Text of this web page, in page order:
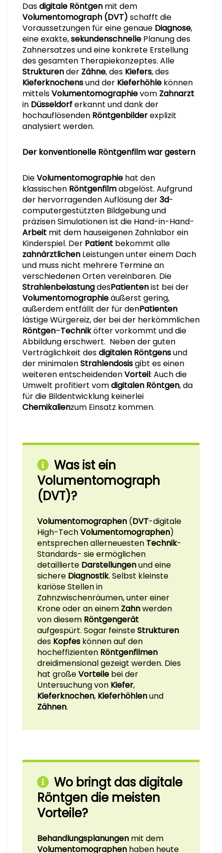
Dasdigitale Röntgen mit dem
Volumentomograph (DVT) schafft die
Voraussetzungen für eine genaue Diagnose,
eine exakte,sekundenschnelle Planung des
Zahnersatzes und eine konkrete Erstellung
des gesamten Therapiekonzeptes. Alle
Strukturender Zähne, des Kiefers, des
Kieferknochensund der Kieferhöhle können
mittelsVolumentomographievom Zahnarzt
in Düsseldorferkannt und dank der
hochauflösenden Röntgenbilderexplizit
analysiert werden.
Der konventionelle Röntgenfilm war gestern
DieVolumentomographie hat den
klassischen Röntgenfilmabgelöst. Aufgrund
der hervorragenden Auflösung der3d-
computergestützten Bildgebung und
präzisen Simulationen ist die Hand-in-Hand-
Arbeit mit dem hauseigenen Zahnlabor ein
Kinderspiel. Der Patient bekommt alle
zahnärztlichen Leistungen unter einem Dach
und muss nicht mehrere Termine an
verschiedenen Orten vereinbaren. Die
StrahlenbelastungdesPatientenist bei der
Volumentomographieäußerst gering,
außerdem entfällt der für denPatienten
lästige Würgereiz, der bei der herkömmlichen
Röntgen–Techniköfter vorkommt und die
Abbildung erschwert. Neben der guten
Verträglichkeit desdigitalen Röntgensund
der minimalenStrahlendosisgibt es einen
weiteren entscheidendenVorteil: Auch die
Umwelt profitiert vomdigitalen Röntgen, da
für die Bildentwicklung keinerlei
Chemikalienzum Einsatz kommen.
Was ist ein
Volumentomograph
(DVT)?
Volumentomographen (DVT-digitale
High-TechVolumentomographen)
entsprechen allerneuesten Technik-
Standards- sie ermöglichen
detaillierte Darstellungenund eine
sichere Diagnostik. Selbst kleinste
kariöse Stellen in
Zahnzwischenräumen, unter einer
Krone oder an einem Zahnwerden
von diesem Röntgengerät
aufgespürt. Sogar feinsteStrukturen
des Kopfes können auf den
hocheffizienten Röntgenfilmen
dreidimensional gezeigt werden. Dies
hat großeVorteile bei der
Untersuchung von Kiefer,
Kieferknochen, Kieferhöhlenund
Zähnen.
Wo bringt das digitale
Röntgen die meisten
Vorteile?
Behandlungsplanungen mit dem
Volumentomographen haben heute